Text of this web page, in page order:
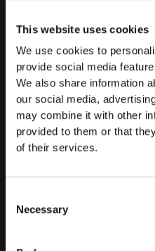
This website uses cookies
We use cookies to
provide social media
We also share information
our social media,
may combine it with other
provided to them or that
of their services.
Selection
Necessary
Steuerliche Aspekte
Übersicht Rechtsformen
Kurse
GRÜNDEN